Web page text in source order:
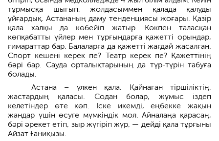
тұрмысқа шығып, жолдасыммен қалада қалуды
ұйғардық. Астананың даму тенденциясы жоғары. Қазір
қала халқы да көбейіп жатыр. Көкпен таласқан
көпқабатты үйлер мен тұрғындарға қажетті орындар,
ғимараттар бар. Балаларға да қажетті жағдай жасалған.
Спорт кешені керек пе? Театр керек пе? Қажеттінің
бәрі бар. Сауда орталықтарының да түр-түрін табуға
болады.
Астана – үлкен қала. Қайнаған тіршіліктің,
жастардың қаласы. Содан болар, жұмыс іздеп
келетіндер өте көп. Іске икемді, еңбекке жақын
жандар үшін өсуге мүмкіндік мол. Айналаңа қарасаң,
бәрі әрекет етіп, зыр жүгіріп жүр, — дейді қала тұрғыны
Айзат Ғаниқызы.